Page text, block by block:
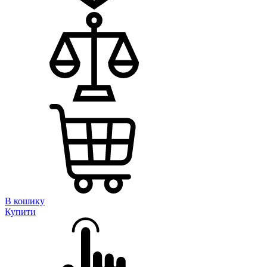
В кошику
Купити